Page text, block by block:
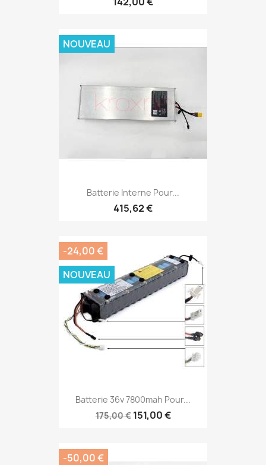
Batterie Interne Pour...
415,62 €
NOUVEAU
Batterie 36v 7800mah Pour...
175,00 € 151,00 €
-24,00 €
NOUVEAU
-50,00 €